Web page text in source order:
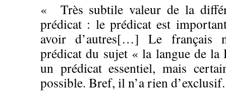
« Très subtile valeur de la
prédicat : le prédicat est
avoir d’autres[…] Le français
prédicat du sujet « la langue de la
un prédicat essentiel, mais
possible. Bref, il n’a rien